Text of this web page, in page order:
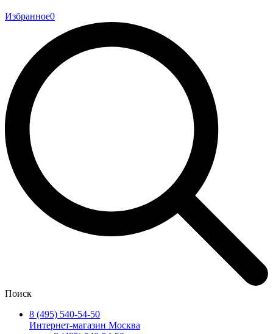
Избранное0
Поиск
8 (495) 540-54-50
Интернет-магазин Москва